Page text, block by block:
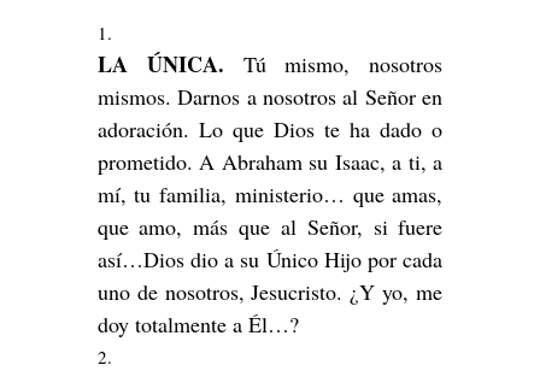
LA ÚNICA. Tú mismo, nosotros
mismos. Darnos a nosotros al Señor en
adoración. Lo que Dios te ha dado o
prometido. A Abraham su Isaac, a ti, a
mí, tu familia, ministerio… que amas,
que amo, más que al Señor, si fuere
así…Dios dio a su Único Hijo por cada
uno de nosotros, Jesucristo. ¿Y yo, me
doy totalmente a Él…?